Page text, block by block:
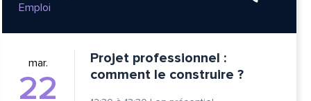
Emploi
mar.
22
Projet professionnel :
comment le construire ?